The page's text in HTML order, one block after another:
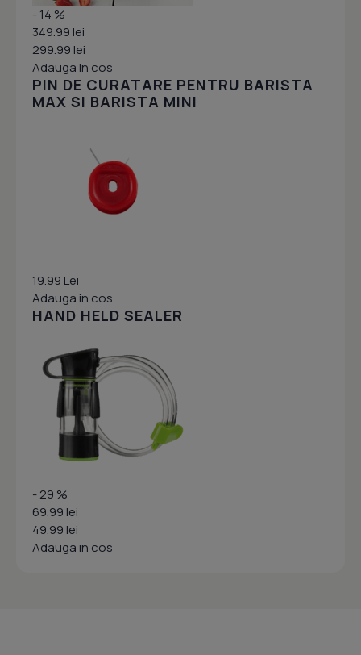
- 14 %
349.99 lei
299.99 lei
Adauga in cos
PIN DE CURATARE PENTRU BARISTA
MAX SI BARISTA MINI
19.99 Lei
Adauga in cos
HAND HELD SEALER
- 29 %
69.99 lei
49.99 lei
Adauga in cos